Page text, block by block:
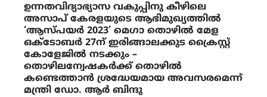
ഉന്നതവിദ്യാഭ്യാസ വകുപ്പിനു കീഴിലെ
അസാപ് കേരളയുടെ ആഭിമുഖ്യത്തിൽ
‘ആസ്‍പയർ 2023’ മെഗാ തൊഴിൽ മേള
ഒക്ടോബർ 27ന് ഇരിങ്ങാലക്കുട ക്രൈസ്റ്റ്
കോളേജിൽ നടക്കും –
തൊഴിലന്വേഷകർക്ക് തൊഴിൽ
കണ്ടെത്താൻ ശ്രദ്ധേയമായ അവസരമെന്ന്
മന്ത്രി ഡോ. ആർ ബിന്ദു